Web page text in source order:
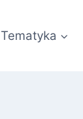
Tematyka